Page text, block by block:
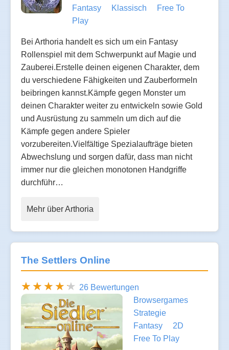
Fantasy
Klassisch
Free To
Play
Bei Arthoria handelt es sich um ein Fantasy
Rollenspiel mit dem Schwerpunkt auf Magie und
Zauberei.Erstelle deinen eigenen Charakter, dem
du verschiedene Fähigkeiten und Zauberformeln
beibringen kannst.Kämpfe gegen Monster um
deinen Charakter weiter zu entwickeln sowie Gold
und Ausrüstung zu sammeln um dich auf die
Kämpfe gegen andere Spieler
vorzubereiten.Vielfältige Spezialaufträge bieten
Abwechslung und sorgen dafür, dass man nicht
immer nur die gleichen monotonen Handgriffe
durchführ…
Mehr über Arthoria
The Settlers Online
26 Bewertungen
Browsergames
Strategie
Fantasy
2D
Free To Play